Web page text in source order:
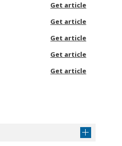
Get article
Get article
Get article
Get article
Get article